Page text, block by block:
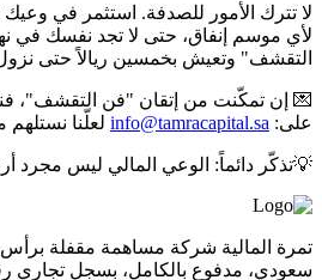
لا تترك الأمور للصدفة. استثمر في وعيك
لأي موسم إنفاق، حتى لا تجد نفسك في
التقشف" وتعيش بخمسين ريالاً حتى نزول
💌 إن تمكّنت من إتقان "فن التقشف"،
على: info@tamracapital.sa لعلّنا
💡تذكّر دائماً: الوعي المالي ليس مجرد